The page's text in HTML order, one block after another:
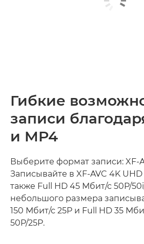
Гибкие
записи
и MP4
Выберите формат записи: XF-
Записывайте в XF-AVC 4K UHD
также Full HD 45 Мбит/с 50P/
небольшого размера
150 Мбит/с 25P и Full HD 35
50P/25P.